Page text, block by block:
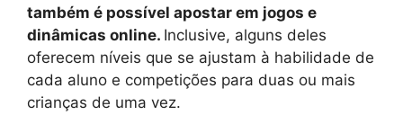
também é possível apostar em jogos e
dinâmicas online. Inclusive, alguns deles
oferecem níveis que se ajustam à habilidade de
cada aluno e competições para duas ou mais
crianças de uma vez.